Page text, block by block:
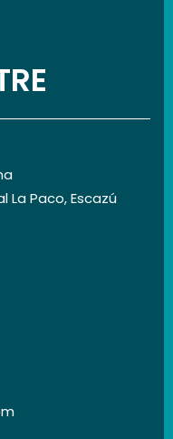
Paco, Escazú